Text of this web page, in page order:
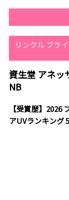
リンクル ブラ
資生堂 アネッ
NB
【受賞歴】2026
アUVランキング